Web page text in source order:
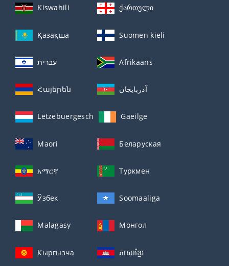
Kiswahili ქართული
Қазақша Suomen kieli
עברית Afrikaans
Հայերեն آذربايجان
Lëtzebuergesch Gaeilge
Maori Беларуская
አማርኛ Туркмен
Ўзбек Soomaaliga
Malagasy Монгол
Кыргызча ភាសាខ្មែរ